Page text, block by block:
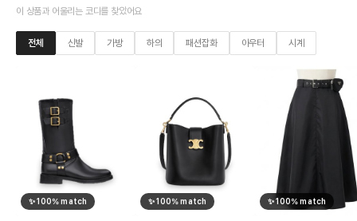
이 상품과 어울리는 코디를 찾았어요
전체 신발 가방 하의 패션잡화 아우터 시계
✨100% match ✨100% match ✨100% match